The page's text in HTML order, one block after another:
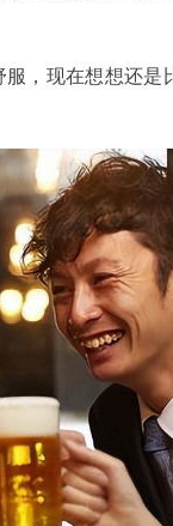
，现在想想还是